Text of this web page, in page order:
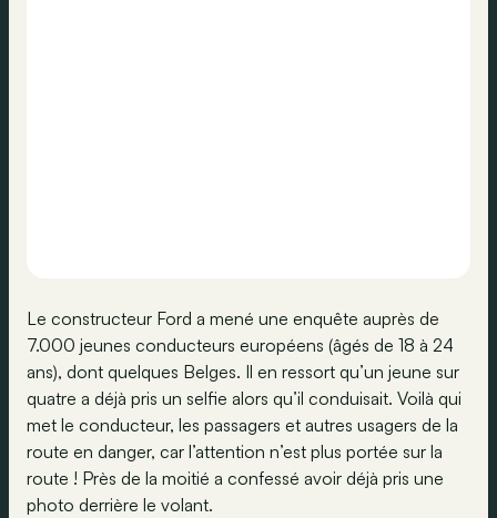
Le constructeur Ford a mené une enquête auprès de
7.000 jeunes conducteurs européens (âgés de 18 à 24
ans), dont quelques Belges. Il en ressort qu’un jeune sur
quatre a déjà pris un selfie alors qu’il conduisait. Voilà qui
met le conducteur, les passagers et autres usagers de la
route en danger, car l’attention n’est plus portée sur la
route ! Près de la moitié a confessé avoir déjà pris une
photo derrière le volant.